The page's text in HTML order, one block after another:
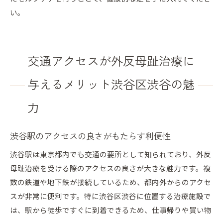
い。
交通アクセスが外反母趾治療に
与えるメリット渋谷区渋谷の魅
力
渋谷駅のアクセスの良さがもたらす利便性
渋谷駅は東京都内でも交通の要所として知られており、外反
母趾治療を受ける際のアクセスの良さが大きな魅力です。複
数の鉄道や地下鉄が接続しているため、都内外からのアクセ
スが非常に便利です。特に渋谷区渋谷に位置する治療施設で
は、駅から徒歩ですぐに到着できるため、仕事帰りや買い物